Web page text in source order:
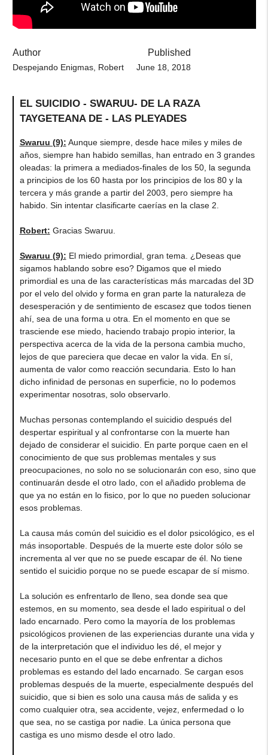
Author
Despejando Enigmas, Robert
Published
June 18, 2018
EL SUICIDIO - SWARUU- DE LA RAZA
TAYGETEANA DE - LAS PLEYADES
Swaruu (9): Aunque siempre, desde hace miles y miles de
años, siempre han habido semillas, han entrado en 3 grandes
oleadas: la primera a mediados-finales de los 50, la segunda
a principios de los 60 hasta por los principios de los 80 y la
tercera y más grande a partir del 2003, pero siempre ha
habido. Sin intentar clasificarte caerías en la clase 2.
Robert: Gracias Swaruu.
Swaruu (9): El miedo primordial, gran tema. ¿Deseas que
sigamos hablando sobre eso? Digamos que el miedo
primordial es una de las características más marcadas del 3D
por el velo del olvido y forma en gran parte la naturaleza de
desesperación y de sentimiento de escasez que todos tienen
ahí, sea de una forma u otra. En el momento en que se
trasciende ese miedo, haciendo trabajo propio interior, la
perspectiva acerca de la vida de la persona cambia mucho,
lejos de que pareciera que decae en valor la vida. En sí,
aumenta de valor como reacción secundaria. Esto lo han
dicho infinidad de personas en superficie, no lo podemos
experimentar nosotras, solo observarlo.
Muchas personas contemplando el suicidio después del
despertar espiritual y al confrontarse con la muerte han
dejado de considerar el suicidio. En parte porque caen en el
conocimiento de que sus problemas mentales y sus
preocupaciones, no solo no se solucionarán con eso, sino que
continuarán desde el otro lado, con el añadido problema de
que ya no están en lo fisico, por lo que no pueden solucionar
esos problemas.
La causa más común del suicidio es el dolor psicológico, es el
más insoportable. Después de la muerte este dolor sólo se
incrementa al ver que no se puede escapar de él. No tiene
sentido el suicidio porque no se puede escapar de sí mismo.
La solución es enfrentarlo de lleno, sea donde sea que
estemos, en su momento, sea desde el lado espiritual o del
lado encarnado. Pero como la mayoría de los problemas
psicológicos provienen de las experiencias durante una vida y
de la interpretación que el individuo les dé, el mejor y
necesario punto en el que se debe enfrentar a dichos
problemas es estando del lado encarnado. Se cargan esos
problemas después de la muerte, especialmente después del
suicidio, que si bien es solo una causa más de salida y es
como cualquier otra, sea accidente, vejez, enfermedad o lo
que sea, no se castiga por nadie. La única persona que
castiga es uno mismo desde el otro lado.